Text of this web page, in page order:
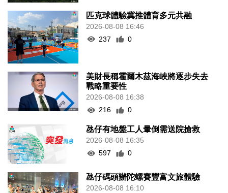
匹克球體驗冀推體育多元共融
2026-08-08 16:46
237
0
美財長稱霍爾木茲海峽將逐步失去
戰略重要性
2026-08-08 16:38
216
0
氹仔有地盤工人暈倒需送院搶救
2026-08-08 16:35
597
0
氹仔碼頭辦陀螺賽豐富文旅體驗
2026-08-08 16:10